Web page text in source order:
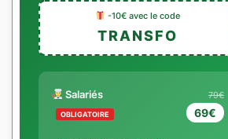
-10€ avec le code
TRANSFO
Salariés
OBLIGATOIRE
79€
69€